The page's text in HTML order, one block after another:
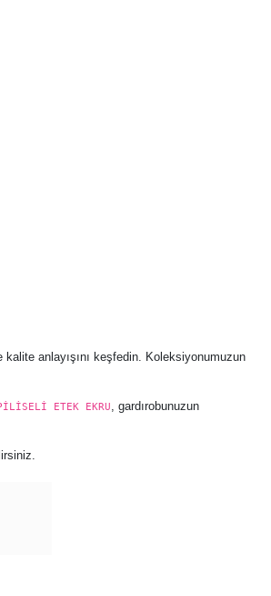
anlayışını keşfedin. Koleksiyonumuzun
ETEK EKRU, gardırobunuzun